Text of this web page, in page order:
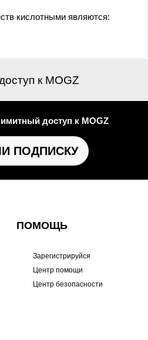
кислотными являются:
к MOGZ
доступ к MOGZ
ПОДПИСКУ
ПОМОЩЬ
Зарегистрируйся
Центр помощи
Центр безопасности